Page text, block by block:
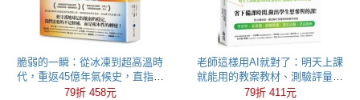
脆弱的一瞬：從冰凍到超高溫時
代，重返45億年氣候史，直指人
類百年的存亡危機
79折 458元
老師這樣用AI就對了：明天上課
就能用的教案教材、測驗評量AI
工作流
79折 411元